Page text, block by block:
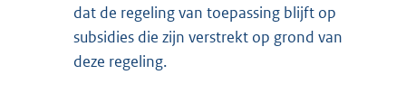
dat de regeling van toepassing blijft op
subsidies die zijn verstrekt op grond van
deze regeling.